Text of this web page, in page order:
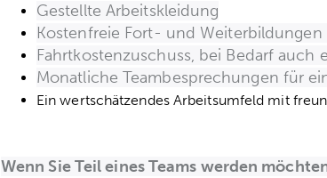
Gestellte Arbeitskleidung
Kostenfreie Fort- und
Fahrtkostenzuschuss, bei Bedarf auch
Monatliche Teambesprechungen für
Ein wertschätzendes Arbeitsumfeld mit
Wenn Sie Teil eines Teams werden